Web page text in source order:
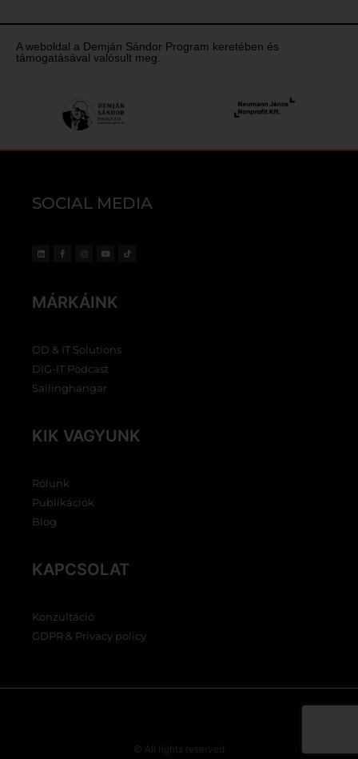
A weboldal a Demján Sándor Program keretében és
támogatásával valósult meg.
SOCIAL MEDIA
MÁRKÁINK
OD & IT Solutions
DIG-IT Podcast
Sailinghangar
KIK VAGYUNK
Rólunk
Publikációk
Blog
KAPCSOLAT
Konzultáció
GDPR & Privacy policy
© All rights reserved